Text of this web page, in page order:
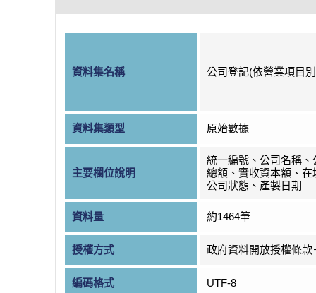
資料集名稱 公司登記(依營業項目
資料集類型 原始數據
主要欄位說明
統一編號、公司名稱、
總額、實收資本額、在
公司狀態、產製日期
資料量 約1464筆
授權方式 政府資料開放授權條款
編碼格式 UTF-8